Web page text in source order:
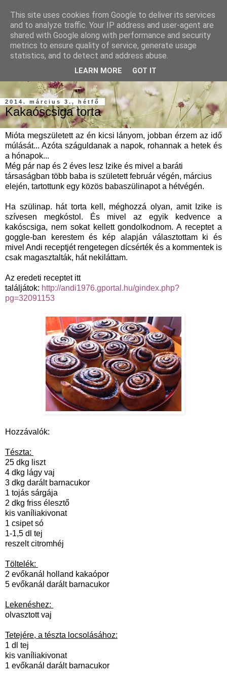
szárnypróbálgatások a konyhában, gondolatok, emlékek,
2014. március 3., hétfő
Kakaóscsiga torta
Mióta megszületett az én kicsi lányom, jobban érzem az idő
múlását... Azóta száguldanak a napok, rohannak a hetek és
a hónapok...
Még pár nap és 2 éves lesz Izike és mivel a baráti
társaságban több baba is született február végén, március
elején, tartottunk egy közös babaszülinapot a hétvégén.
Ha szülinap. hát torta kell, méghozzá olyan, amit Izike is
szívesen megkóstol. És mivel az egyik kedvence a
kakóscsiga, nem sokat kellett gondolkodnom. A receptet a
goggle-ban kerestem és kép alapján választottam ki és
mivel Andi receptjét rengetegen dícsérték és a kommentek is
csak magasztalták, hát nekiláttam.
Az eredeti receptet itt
találjátok: http://andi1976.gportal.hu/gindex.php?
pg=32091153
Hozzávalók:
Tészta:
25 dkg liszt
4 dkg lágy vaj
3 dkg darált barnacukor
1 tojás sárgája
2 dkg friss élesztő
kis vaníliakivonat
1 csipet só
1-1,5 dl tej
reszelt citromhéj
Töltelék:
2 evőkanál holland kakaópor
5 evőkanál darált barnacukor
Lekenéshez:
olvasztott vaj
Tetejére, a tészta locsolásához:
1 dl tej
kis vaníliakivonat
1 evőkanál darált barnacukor
This site uses cookies from Google to deliver its services
and to analyze traffic. Your IP address and user-agent are
shared with Google along with performance and security
metrics to ensure quality of service, generate usage
statistics, and to detect and address abuse.
LEARN MORE GOT IT